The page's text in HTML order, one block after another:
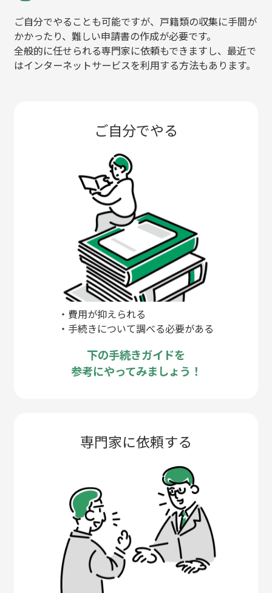
ご自分でやることも可能ですが、戸籍類の収集に手間が
かかったり、難しい申請書の作成が必要です。
全般的に任せられる専門家に依頼もできますし、最近で
はインターネットサービスを利用する方法もあります。
ご自分でやる
・費用が抑えられる
・手続きについて調べる必要がある
下の手続きガイドを
参考にやってみましょう！
専門家に依頼する